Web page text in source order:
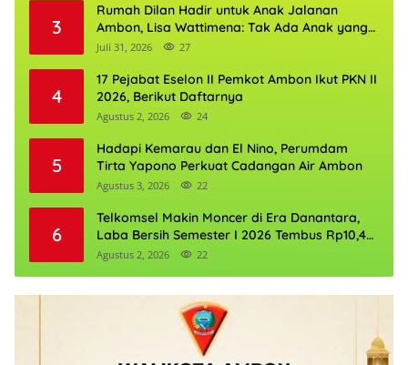
3
Rumah Dilan Hadir untuk Anak Jalanan
Ambon, Lisa Wattimena: Tak Ada Anak yang
Boleh Kehilangan Masa Depannya
Juli 31, 2026 27
4
17 Pejabat Eselon II Pemkot Ambon Ikut PKN II
2026, Berikut Daftarnya
Agustus 2, 2026 24
5
Hadapi Kemarau dan El Nino, Perumdam
Tirta Yapono Perkuat Cadangan Air Ambon
Agustus 3, 2026 22
6
Telkomsel Makin Moncer di Era Danantara,
Laba Bersih Semester I 2026 Tembus Rp10,4
Triliun
Agustus 2, 2026 22